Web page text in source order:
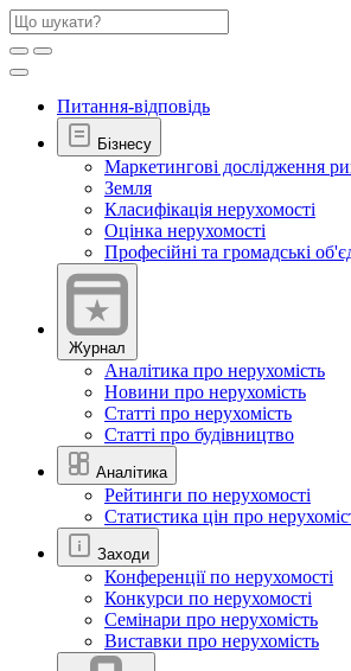
Питання-відповідь
Бізнесу
Маркетингові дослідження
Земля
Класифікація нерухомості
Оцінка нерухомості
Професійні та громадські
Журнал
Аналітика про нерухомість
Новини про нерухомість
Статті про нерухомість
Статті про будівництво
Аналітика
Рейтинги по нерухомості
Статистика цін про
Заходи
Конференції по нерухомості
Конкурси по нерухомості
Семінари про нерухомість
Виставки про нерухомість